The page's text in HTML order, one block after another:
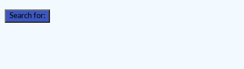
Search for: